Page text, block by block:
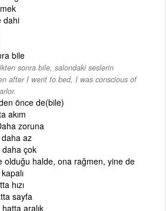
dahi
bile
sonra bile, salondaki seslerin
after I went to bed, I was conscious of
önce de(bile)
akım
zoruna
az
daha çok
olduğu halde, ona rağmen, yine de
hızı
sayfa
hatta aralık